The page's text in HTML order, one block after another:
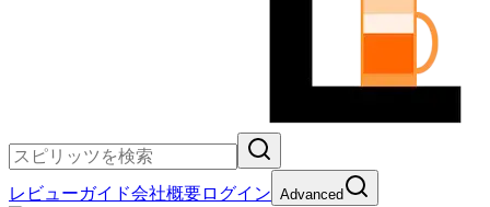
レビューガイド会社概要ログイン Advanced